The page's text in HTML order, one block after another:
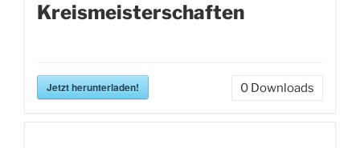
Kreismeisterschaften
Jetzt herunterladen! 0 Downloads